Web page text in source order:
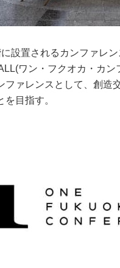
設置されるカンファレ
ワン・フクオカ・カン
ファレンスとして、創造
目指す。